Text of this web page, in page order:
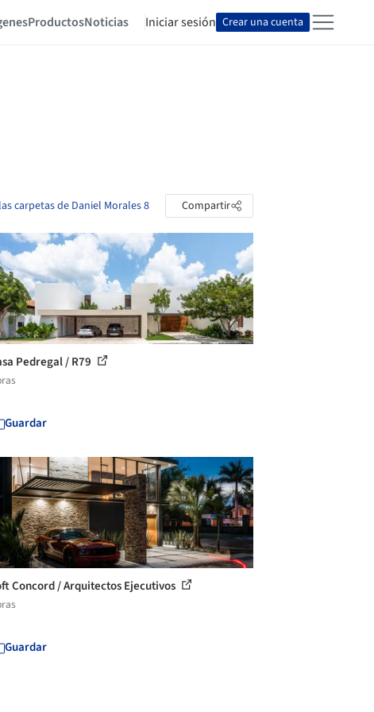
ProductosNoticias Iniciar sesión Crear una cuenta
carpetas de Daniel Morales 8 Compartir
Pedregal / R79
Guardar
Concord / Arquitectos Ejecutivos
Guardar